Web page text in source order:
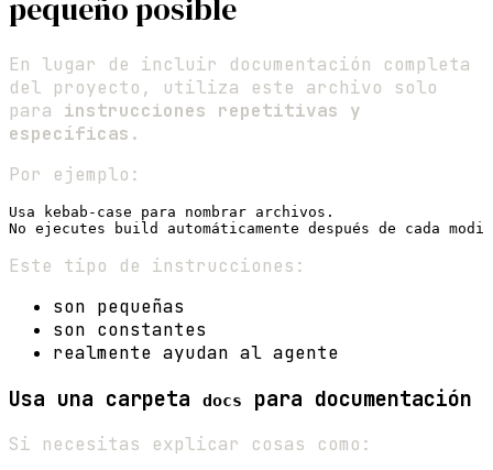
pequeño posible
En lugar de incluir documentación completa
del proyecto, utiliza este archivo solo
para instrucciones repetitivas y
específicas .
Por ejemplo:
Usa kebab-case para nombrar archivos.
Este tipo de instrucciones:
son pequeñas
son constantes
realmente ayudan al agente
Usa una carpeta docs para documentación
Si necesitas explicar cosas como: